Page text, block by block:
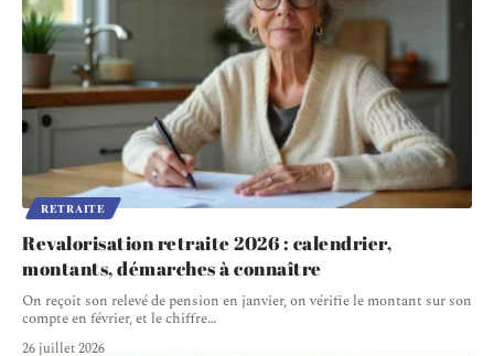
RETRAITE
Revalorisation retraite 2026 : calendrier,
montants, démarches à connaître
On reçoit son relevé de pension en janvier, on vérifie le montant sur son
compte en février, et le chiffre…
26 juillet 2026